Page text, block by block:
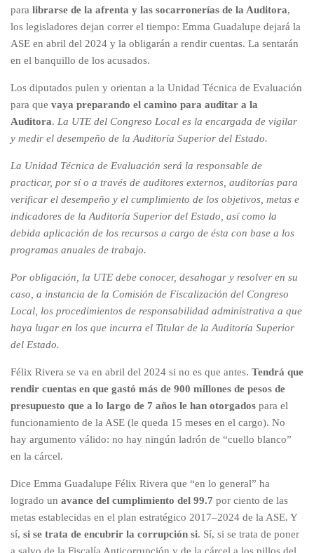
para librarse de la afrenta y las socarronerías de la Auditora,
los legisladores dejan correr el tiempo: Emma Guadalupe dejará la
ASE en abril del 2024 y la obligarán a rendir cuentas. La sentarán
en el banquillo de los acusados.
Los diputados pulen y orientan a la Unidad Técnica de Evaluación
para que vaya preparando el camino para auditar a la
Auditora. La UTE del Congreso Local es la encargada de vigilar
y medir el desempeño de la Auditoría Superior del Estado.
La Unidad Técnica de Evaluación será la responsable de
practicar, por sí o a través de auditores externos, auditorías para
verificar el desempeño y el cumplimiento de los objetivos, metas e
indicadores de la Auditoría Superior del Estado, así como la
debida aplicación de los recursos a cargo de ésta con base a los
programas anuales de trabajo.
Por obligación, la UTE debe conocer, desahogar y resolver en su
caso, a instancia de la Comisión de Fiscalización del Congreso
Local, los procedimientos de responsabilidad administrativa a que
haya lugar en los que incurra el Titular de la Auditoría Superior
del Estado.
Félix Rivera se va en abril del 2024 si no es que antes. Tendrá que
rendir cuentas en que gastó más de 900 millones de pesos de
presupuesto que a lo largo de 7 años le han otorgados para el
funcionamiento de la ASE (le queda 15 meses en el cargo). No
hay argumento válido: no hay ningún ladrón de “cuello blanco”
en la cárcel.
Dice Emma Guadalupe Félix Rivera que “en lo general” ha
logrado un avance del cumplimiento del 99.7 por ciento de las
metas establecidas en el plan estratégico 2017–2024 de la ASE. Y
sí, si se trata de encubrir la corrupción si. Sí, si se trata de poner